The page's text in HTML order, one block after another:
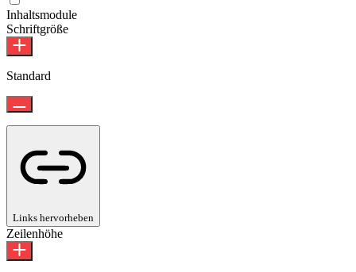
Inhaltsmodule
Schriftgröße
Standard
Links hervorheben
Zeilenhöhe